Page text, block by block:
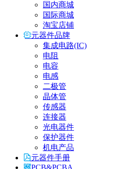
国内商城
国际商城
淘宝店铺
元器件品牌
集成电路(IC)
电阻
电容
电感
二极管
晶体管
传感器
连接器
光电器件
保护器件
机电产品
元器件手册
PCB&PCBA